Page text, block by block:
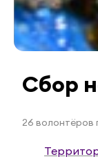
Сбор
26 волонтёров